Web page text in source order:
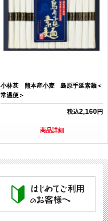
小林甚 熊本産小麦 島原手延素麺＜
常温便＞
税込2,160円
商品詳細